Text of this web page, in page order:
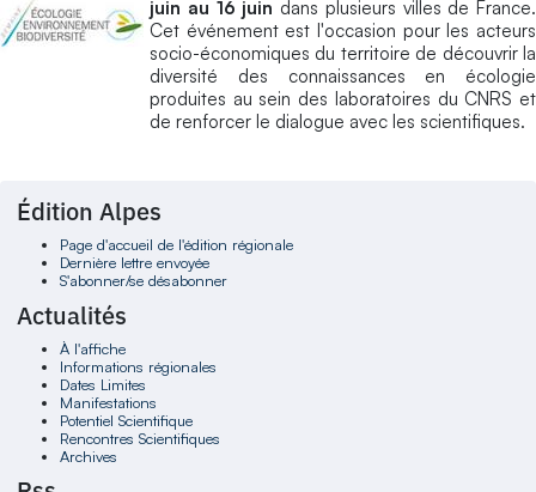
juin au 16 juin dans plusieurs villes de France.
Cet événement est l'occasion pour les acteurs
socio-économiques du territoire de découvrir la
diversité des connaissances en écologie
produites au sein des laboratoires du CNRS et
de renforcer le dialogue avec les scientifiques.
Édition Alpes
Page d'accueil de l'édition régionale
Dernière lettre envoyée
S'abonner/se désabonner
Actualités
À l'affiche
Informations régionales
Dates Limites
Manifestations
Potentiel Scientifique
Rencontres Scientifiques
Archives